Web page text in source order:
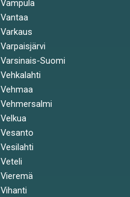
Vampula
Vantaa
Varkaus
Varpaisjärvi
Varsinais-Suomi
Vehkalahti
Vehmaa
Vehmersalmi
Velkua
Vesanto
Vesilahti
Veteli
Vieremä
Vihanti